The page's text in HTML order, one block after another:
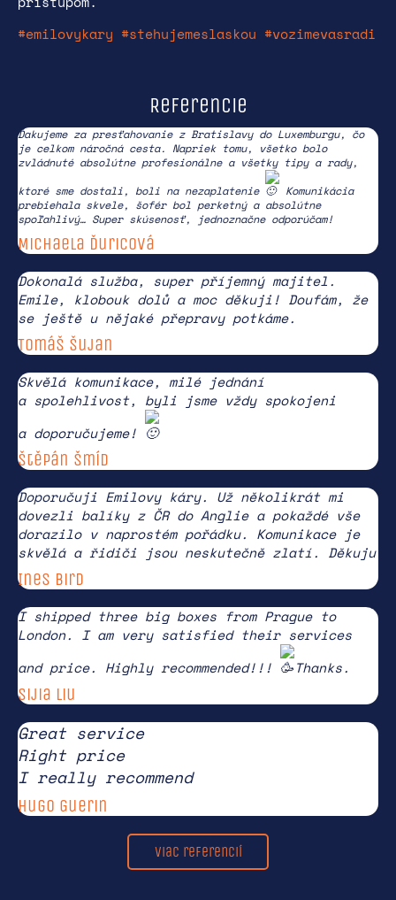
#emilovykary #stehujemeslaskou #vozimevasradi
Referencie
Ďakujeme za presťahovanie z Bratislavy do Luxemburgu, čo
je celkom náročná cesta. Napriek tomu, všetko bolo
zvládnuté absolútne profesionálne a všetky tipy a rady,
ktoré sme dostali, boli na nezaplatenie
Komunikácia
prebiehala skvele, šofér bol perketný a absolútne
spoľahlivý… Super skúsenosť, jednoznačne odporúčam!
Michaela Ďuricová
Dokonalá služba, super příjemný majitel.
Emile, klobouk dolů a moc děkuji! Doufám, že
se ještě u nějaké přepravy potkáme.
Tomáš Šujan
Skvělá komunikace, milé jednání
a spolehlivost, byli jsme vždy spokojeni
a doporučujeme!
Štěpán Šmíd
Doporučuji Emilovy káry. Už několikrát mi
dovezli balíky z ČR do Anglie a pokaždé vše
dorazilo v naprostém pořádku. Komunikace je
skvělá a řidiči jsou neskutečně zlatí. Děkuju
Ines Bird
I shipped three big boxes from Prague to
London. I am very satisfied their services
and price. Highly recommended!!!
Thanks.
Sijia Liu
Great service
Right price
I really recommend
Hugo Guerin
Viac referencií